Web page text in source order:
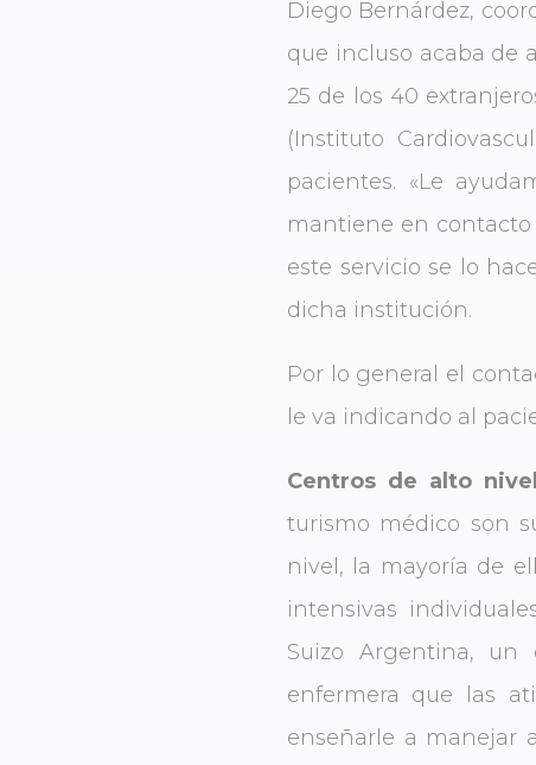
Diego Bernárdez,
que incluso acaba de
25 de los 40
(Instituto
pacientes. «Le
mantiene en contacto
este servicio se lo
dicha institución.
Por lo general el
le va indicando al
Centros de alto
turismo médico son
nivel, la mayoría de
intensivas
Suizo Argentina,
enfermera que las
enseñarle a manejar